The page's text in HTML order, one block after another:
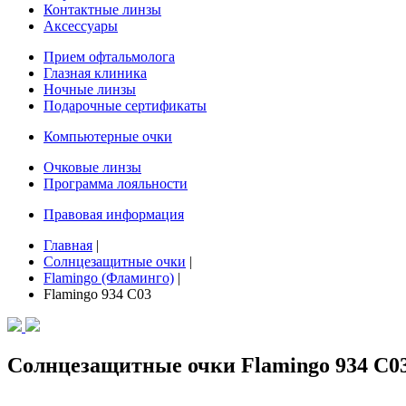
Контактные линзы
Аксессуары
Прием офтальмолога
Глазная клиника
Ночные линзы
Подарочные сертификаты
Компьютерные очки
Очковые линзы
Программа лояльности
Правовая информация
Главная |
Солнцезащитные очки |
Flamingo (Фламинго) |
Flamingo 934 C03
Солнцезащитные очки Flamingo 934